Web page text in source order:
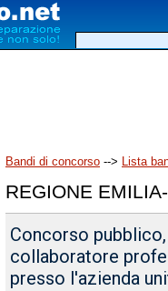
Bandi di concorso --> Lista
REGIONE
Concorso
collaboratore
presso l'azienda